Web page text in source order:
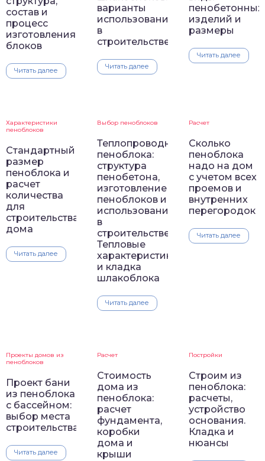
состав и
процесс
изготовления
блоков
Читать далее
варианты
использования
в
строительстве
Читать далее
пенобетонных
изделий и
размеры
Читать далее
Характеристики
пеноблоков
Стандартный
размер
пеноблока и
расчет
количества
для
строительства
дома
Читать далее
Выбор пеноблоков
Теплопроводность
пеноблока:
структура
пенобетона,
изготовление
пеноблоков и
использование
в
строительстве.
Тепловые
характеристики
и кладка
шлакоблока
Читать далее
Расчет
Сколько
пеноблока
надо на дом
с учетом всех
проемов и
внутренних
перегородок
Читать далее
Проекты домов из
пеноблоков
Проект бани
из пеноблока
с бассейном:
выбор места
строительства
Читать далее
Расчет
Стоимость
дома из
пеноблока:
расчет
фундамента,
коробки
дома и
крыши
Постройки
Строим из
пеноблока:
расчеты,
устройство
основания.
Кладка и
нюансы